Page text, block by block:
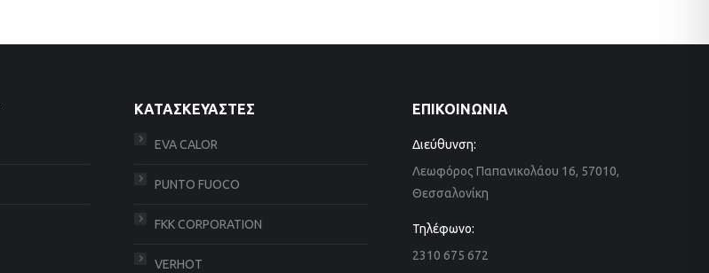
ΚΑΤΑΣΚΕΥΑΣΤΕΣ
EVA CALOR
PUNTO FUOCO
FKK CORPORATION
VERHOT
ΕΠΙΚΟΙΝΩΝΙΑ
Διεύθυνση:
Λεωφόρος Παπανικολάου 16, 57010,
Θεσσαλονίκη
Τηλέφωνο:
2310 675 672